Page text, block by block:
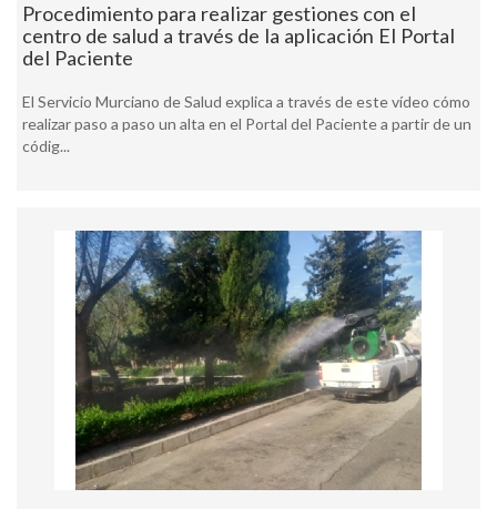
Procedimiento para realizar gestiones con el
centro de salud a través de la aplicación El Portal
del Paciente
El Servicio Murciano de Salud explica a través de este vídeo cómo
realizar paso a paso un alta en el Portal del Paciente a partir de un
códig...